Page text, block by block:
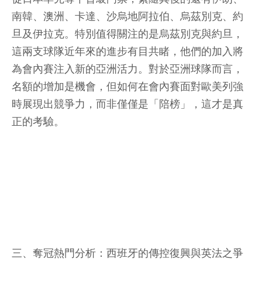
南韓、澳洲、卡達、沙烏地阿拉伯、烏茲別克、約
旦及伊拉克。特別值得關注的是烏茲別克與約旦，
這兩支球隊近年來的進步有目共睹，他們的加入將
為會內賽注入新的亞洲活力。對於亞洲球隊而言，
名額的增加是機會，但如何在會內賽面對歐美列強
時展現出競爭力，而非僅僅是「陪榜」，這才是真
正的考驗。
三、奪冠熱門分析：西班牙的傳控復興與英法之爭